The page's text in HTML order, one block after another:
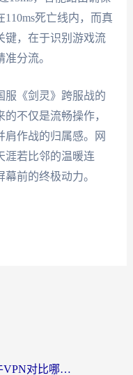
死亡线内，而真
键，在于识别游戏流
分流。
服《剑灵》跨服战的
不仅是流畅操作，
肩作战的归属感。网
涯若比邻的温暖连
前的终极动力。
Malus VPN好用吗？和小牛VPN对比哪个回国效果更好？海外党亲测实用指南